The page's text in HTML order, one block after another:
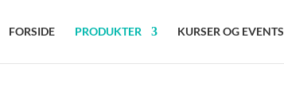
FORSIDE PRODUKTER KURSER OG EVENTS